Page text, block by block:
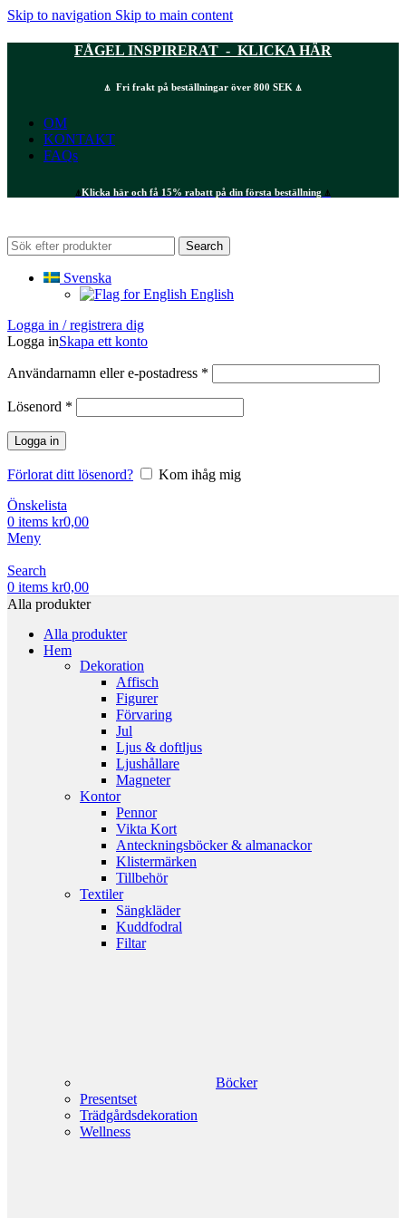
Skip to navigation Skip to main content
FÅGEL INSPIRERAT - KLICKA HÄR
⍋ Fri frakt på beställningar över 800 SEK ⍋
OM
KONTAKT
FAQs
⍋Klicka här och få 15% rabatt på din första beställning ⍋
Search
Svenska
English
Logga in / registrera dig
Logga inSkapa ett konto
Användarnamn eller e-postadress *
Lösenord *
Logga in
Förlorat ditt lösenord?
Kom ihåg mig
Önskelista
0 items kr0,00
Meny
Search
0 items kr0,00
Alla produkter
Alla produkter
Hem
Dekoration
Affisch
Figurer
Förvaring
Jul
Ljus & doftljus
Ljushållare
Magneter
Kontor
Pennor
Vikta Kort
Anteckningsböcker & almanackor
Klistermärken
Tillbehör
Textiler
Sängkläder
Kuddfodral
Filtar
Böcker
Presentset
Trädgårdsdekoration
Wellness